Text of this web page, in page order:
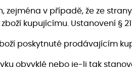
zejména v případě, že ze
kupujícímu. Ustanovení §
poskytnuté prodávajícím
obvyklé nebo je-li tak